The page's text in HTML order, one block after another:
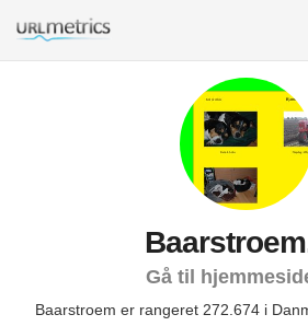
Gå til
Baarstroem er rangeret 272.674 i